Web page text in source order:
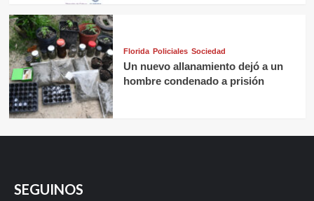
Florida Policiales Sociedad
Un nuevo allanamiento dejó a un
hombre condenado a prisión
SEGUINOS